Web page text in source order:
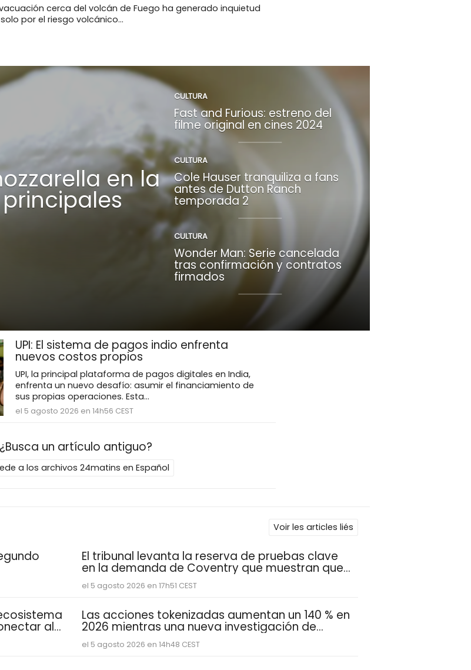
cerca del volcán de Fuego ha generado inquietud
por el riesgo volcánico...
en la
CULTURA
Fast and Furious: estreno del
filme original en cines 2024
CULTURA
Cole Hauser tranquiliza a fans
antes de Dutton Ranch
temporada 2
CULTURA
Wonder Man: Serie cancelada
tras confirmación y contratos
firmados
UPI: El sistema de pagos indio enfrenta
nuevos costos propios
UPI, la principal plataforma de pagos digitales en India,
enfrenta un nuevo desafío: asumir el financiamiento de
sus propias operaciones. Esta...
el 5 agosto 2026 en 14h56 CEST
¿Busca un artículo antiguo?
a los archivos 24matins en Español
Voir les articles liés
El tribunal levanta la reserva de pruebas clave
en la demanda de Coventry que muestran que
Abacus Global Management se basó en
estimaciones de esperanza de vida reducidas
el 5 agosto 2026 en 17h51 CEST
al
Las acciones tokenizadas aumentan un 140 % en
2026 mientras una nueva investigación de
DeFiLlama analiza el mercado
el 5 agosto 2026 en 14h48 CEST